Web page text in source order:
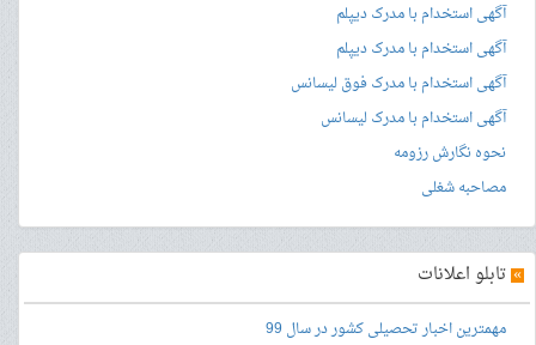
آگهی استخدام با مدرک دیپلم
آگهی استخدام با مدرک دیپلم
آگهی استخدام با مدرک فوق لیسانس
آگهی استخدام با مدرک لیسانس
نحوه نگارش رزومه
مصاحبه شغلی
» تابلو اعلانات
مهمترین اخبار تحصیلی کشور در سال 99